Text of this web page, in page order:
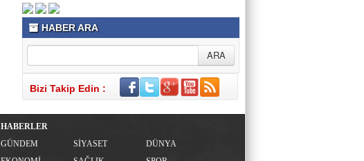
HABER ARA
Bizi Takip Edin :
HABERLER
GÜNDEM
SİYASET
DÜNYA